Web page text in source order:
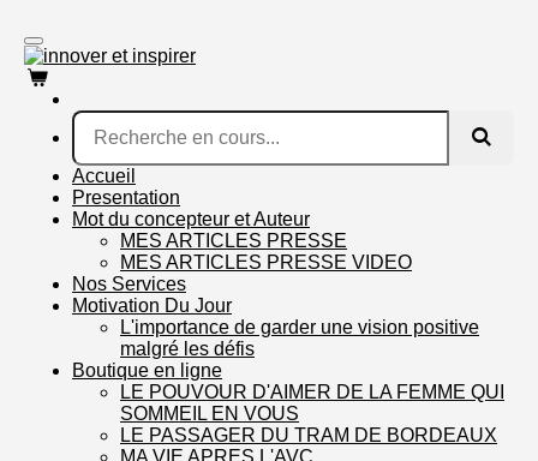
au
contenu
principal
Accueil
Presentation
Mot du concepteur et Auteur
MES ARTICLES PRESSE
MES ARTICLES PRESSE VIDEO
Nos Services
Motivation Du Jour
L'importance de garder une vision positive
malgré les défis
Boutique en ligne
LE POUVOUR D'AIMER DE LA FEMME QUI
SOMMEIL EN VOUS
LE PASSAGER DU TRAM DE BORDEAUX
MA VIE APRES L'AVC